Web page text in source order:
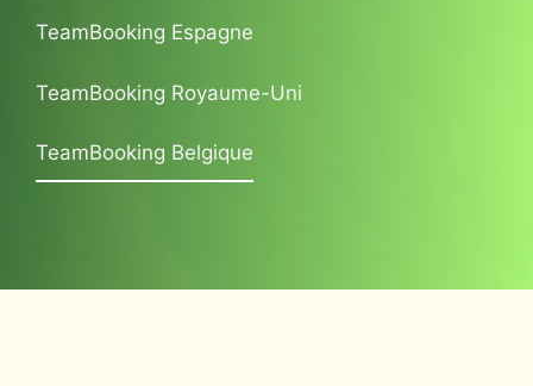
TeamBooking Espagne
TeamBooking Royaume-Uni
TeamBooking Belgique